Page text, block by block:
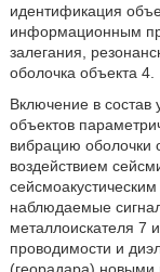
идентификация
информационным
залегания,
оболочка объекта 4.
Включение в состав
объектов
вибрацию оболочки
воздействием
наблюдаемые
металлоискателя 7
проводимости и